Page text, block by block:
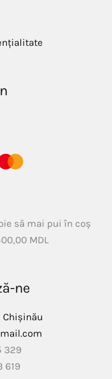
să mai pui în coș
MDL
ne
Chișinău
329
619